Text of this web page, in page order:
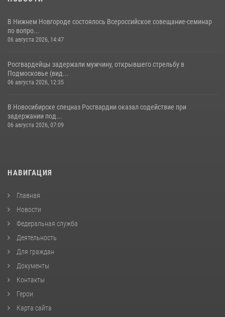
В Нижнем Новгороде состоялось Всероссийское совещание-семинар
по вопро...
06 августа 2026, 14:47
Росгвардейцы задержали мужчину, открывшего стрельбу в
Подмосковье (вид...
06 августа 2026, 12:35
В Новосибирске спецназ Росгвардии оказал содействие при
задержании под...
06 августа 2026, 07:09
НАВИГАЦИЯ
Главная
Новости
Федеральная служба
Деятельность
Для граждан
Документы
Контакты
Герои
Карта сайта